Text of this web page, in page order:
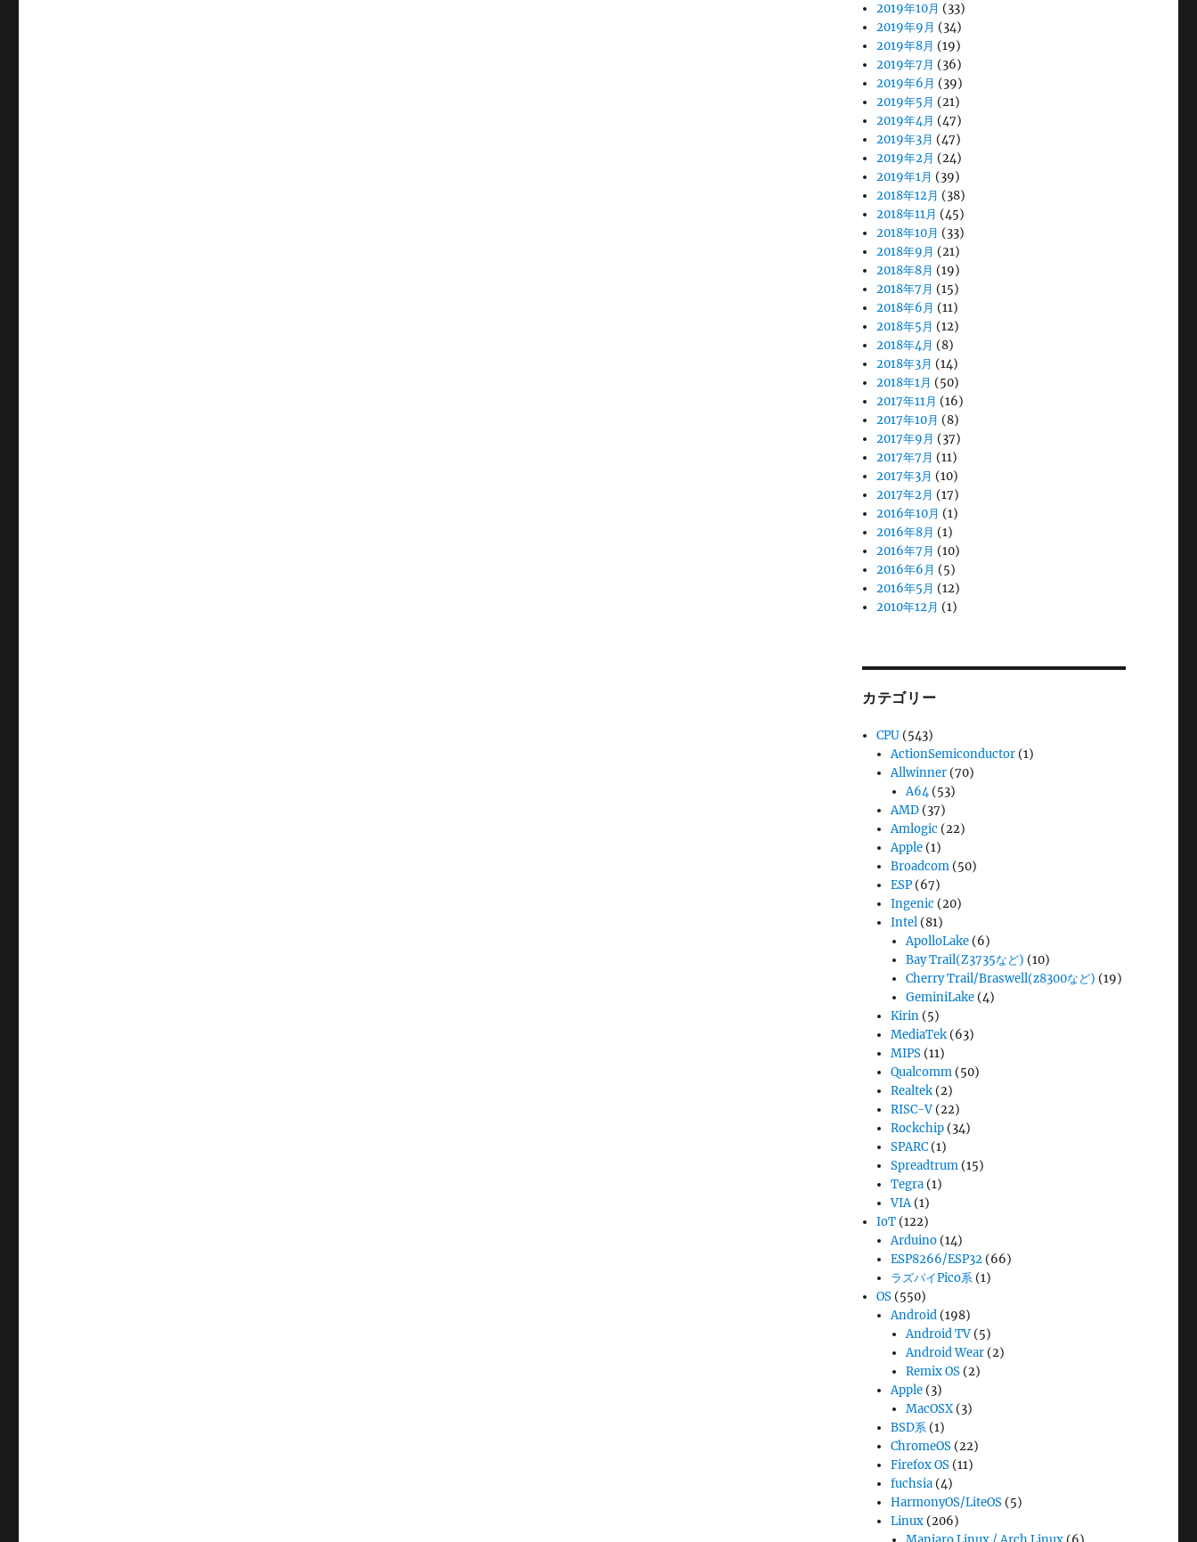
2019年10月 (33)
2019年9月 (34)
2019年8月 (19)
2019年7月 (36)
2019年6月 (39)
2019年5月 (21)
2019年4月 (47)
2019年3月 (47)
2019年2月 (24)
2019年1月 (39)
2018年12月 (38)
2018年11月 (45)
2018年10月 (33)
2018年9月 (21)
2018年8月 (19)
2018年7月 (15)
2018年6月 (11)
2018年5月 (12)
2018年4月 (8)
2018年3月 (14)
2018年1月 (50)
2017年11月 (16)
2017年10月 (8)
2017年9月 (37)
2017年7月 (11)
2017年3月 (10)
2017年2月 (17)
2016年10月 (1)
2016年8月 (1)
2016年7月 (10)
2016年6月 (5)
2016年5月 (12)
2010年12月 (1)
カテゴリー
CPU (543)
ActionSemiconductor (1)
Allwinner (70)
A64(53)
AMD (37)
Amlogic (22)
Apple (1)
Broadcom (50)
ESP (67)
Ingenic (20)
Intel (81)
ApolloLake(6)
Bay Trail(Z3735など) (10)
Cherry Trail/Braswell(z8300など) (19)
GeminiLake(4)
Kirin (5)
MediaTek (63)
MIPS (11)
Qualcomm (50)
Realtek (2)
RISC-V (22)
Rockchip (34)
SPARC (1)
Spreadtrum (15)
Tegra (1)
VIA(1)
IoT (122)
Arduino (14)
ESP8266/ESP32 (66)
ラズパイPico系 (1)
OS (550)
Android (198)
Android TV(5)
Android Wear(2)
Remix OS(2)
Apple (3)
MacOSX(3)
BSD系 (1)
ChromeOS (22)
Firefox OS (11)
fuchsia (4)
HarmonyOS/LiteOS (5)
Linux (206)